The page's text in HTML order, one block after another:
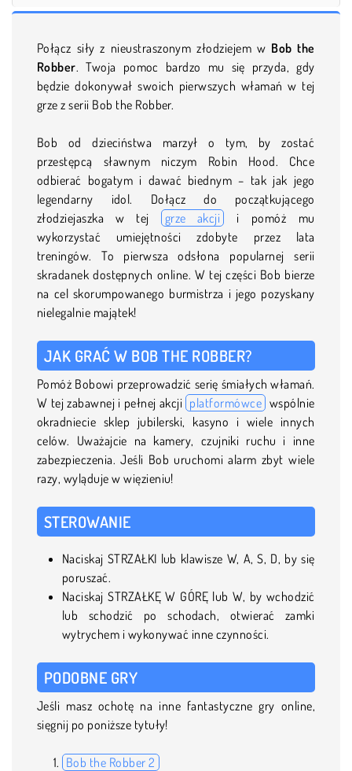
Połącz siły z nieustraszonym złodziejem w Bob the
Robber. Twoja pomoc bardzo mu się przyda, gdy
będzie dokonywał swoich pierwszych włamań w tej
grze z serii Bob the Robber.
Bob od dzieciństwa marzył o tym, by zostać
przestępcą sławnym niczym Robin Hood. Chce
odbierać bogatym i dawać biednym – tak jak jego
legendarny idol. Dołącz do początkującego
złodziejaszka w tej
grze akcji
i pomóż mu
wykorzystać umiejętności zdobyte przez lata
treningów. To pierwsza odsłona popularnej serii
skradanek dostępnych online. W tej części Bob bierze
na cel skorumpowanego burmistrza i jego pozyskany
nielegalnie majątek!
JAK GRAĆ W BOB THE ROBBER?
Pomóż Bobowi przeprowadzić serię śmiałych włamań.
W tej zabawnej i pełnej akcji platformówce wspólnie
okradniecie sklep jubilerski, kasyno i wiele innych
celów. Uważajcie na kamery, czujniki ruchu i inne
zabezpieczenia. Jeśli Bob uruchomi alarm zbyt wiele
razy, wyląduje w więzieniu!
STEROWANIE
Naciskaj STRZAŁKI lub klawisze W, A, S, D, by się
poruszać.
Naciskaj STRZAŁKĘ W GÓRĘ lub W, by wchodzić
lub schodzić po schodach, otwierać zamki
wytrychem i wykonywać inne czynności.
PODOBNE GRY
Jeśli masz ochotę na inne fantastyczne gry online,
sięgnij po poniższe tytuły!
Bob the Robber 2